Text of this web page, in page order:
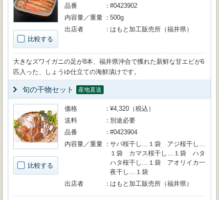
比較する
品番
#0423902
内容量／重量
500g
出店者
はもと加工販売所（福井県）
大きなズワイガニの足が8本、福井県沖合で獲れた新鮮な甘エビが6
匹入った、しょうゆ仕立ての海鮮漬けです。
旬の干物セット 産地直送
比較する
価格
¥4,320（税込）
送料
別途必要
品番
#0423904
内容量／重量
サバ桜干し…１袋 アジ桜干し…
１袋 カマス桜干し…１袋 ハタ
ハタ桜干し…１袋 アオリイカ一
夜干し…１袋
出店者
はもと加工販売所（福井県）